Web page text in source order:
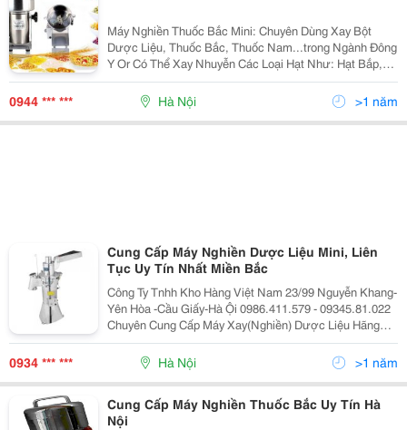
Máy Nghiền Thuốc Bắc Mini: Chuyên Dùng Xay Bột
Dược Liệu, Thuốc Bắc, Thuốc Nam...trong Ngành Đông
Y Or Có Thể Xay Nhuyễn Các Loại Hạt Như: Hạt Bắp,
Hạt Đậu Nành, Hạt Tiêu. Các Loại Thức Phẩm Cứng
Như Tam Thất, Gừng, Nghệ , Các Loại Rễ Cây, Nấm,
0944 *** *** Hà Nội >1 năm
Cung Cấp Máy Nghiền Dược Liệu Mini, Liên
Tục Uy Tín Nhất Miền Bắc
Công Ty Tnhh Kho Hàng Việt Nam 23/99 Nguyễn Khang-
Yên Hòa -Cầu Giấy-Hà Ội 0986.411.579 - 09345.81.022
Chuyên Cung Cấp Máy Xay(Nghiền) Dược Liệu Hãng
Kanghe Df-15, Df-20, Df-30, Df-35, Df-40... Máy Nghiền
Có Đặc Điểm Cấp Liên Tục, Ng
0934 *** *** Hà Nội >1 năm
Cung Cấp Máy Nghiền Thuốc Bắc Uy Tín Hà
Nội